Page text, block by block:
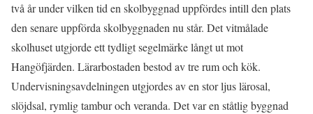
två år under vilken tid en skolbyggnad uppfördes intill den plats
den senare uppförda skolbyggnaden nu står. Det vitmålade
skolhuset utgjorde ett tydligt segelmärke långt ut mot
Hangöfjärden. Lärarbostaden bestod av tre rum och kök.
Undervisningsavdelningen utgjordes av en stor ljus lärosal,
slöjdsal, rymlig tambur och veranda. Det var en ståtlig byggnad